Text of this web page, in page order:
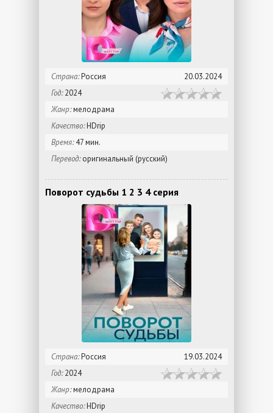
Страна:Россия
20.03.2024
Год:2024
Жанр:мелодрама
Качество:HDrip
Время:47 мин.
Перевод:оригинальный (русский)
Поворот судьбы 1 2 3 4 серия
Страна:Россия
19.03.2024
Год:2024
Жанр:мелодрама
Качество:HDrip